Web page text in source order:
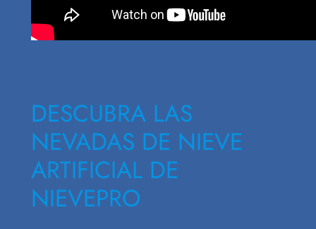
DESCUBRA LAS
NEVADAS DE NIEVE
ARTIFICIAL DE
NIEVEPRO